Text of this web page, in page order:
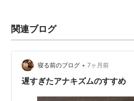
関連ブログ
寝る前のブログ • 7ヶ月前
遅すぎたアナキズムのすすめ